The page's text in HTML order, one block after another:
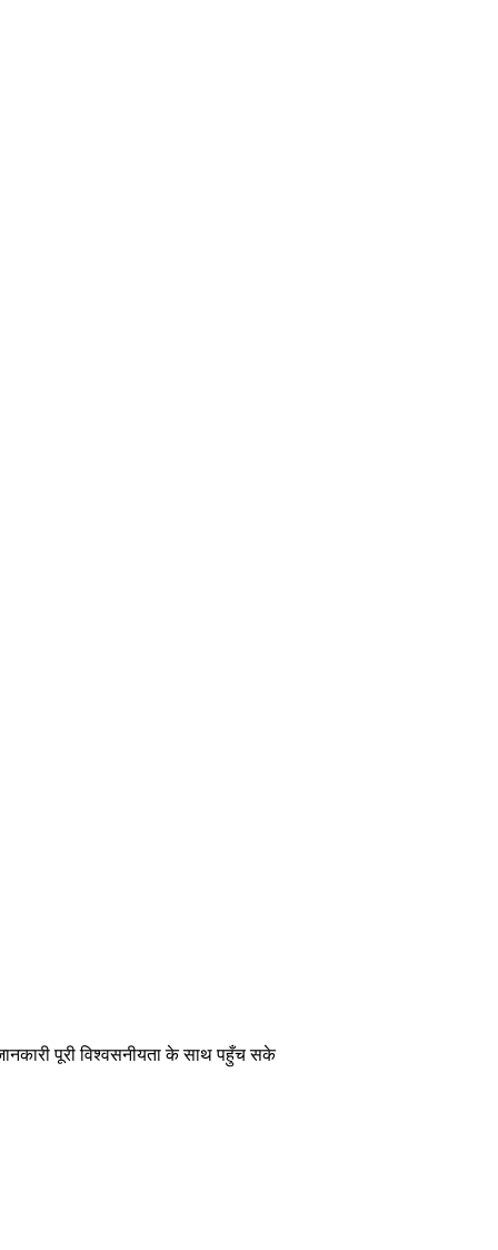
पूरी विश्वसनीयता के साथ पहुँच सके